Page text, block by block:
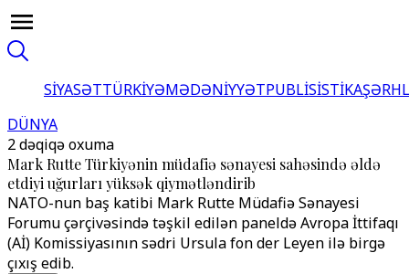
SİYASƏTTÜRKİYƏMƏDƏNİYYƏTPUBLİSİSTİKA
DÜNYA
2 dəqiqə oxuma
Mark Rutte Türkiyənin müdafiə sənayesi sahəsində əldə
etdiyi uğurları yüksək qiymətləndirib
NATO-nun baş katibi Mark Rutte Müdafiə Sənayesi
Forumu çərçivəsində təşkil edilən paneldə Avropa İttifaqı
(Aİ) Komissiyasının sədri Ursula fon der Leyen ilə birgə
çıxış edib.